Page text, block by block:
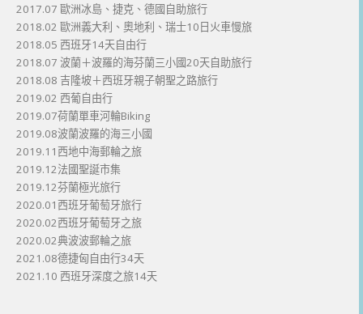
2017.07 歐洲冰島、捷克、德國自助旅行
2018.02 歐洲義大利、奧地利、瑞士10日火車慢旅
2018.05 西班牙14天自由行
2018.07 波蘭＋波羅的海芬蘭三小國20天自助旅行
2018.08 吉隆坡＋西班牙親子朝聖之路旅行
2019.02 西葡自由行
2019.07荷蘭單車河輪Biking
2019.08波蘭波羅的海三小國
2019.11西地中海郵輪之旅
2019.12法國聖誕市集
2019.12芬蘭極光旅行
2020.01西班牙葡萄牙旅行
2020.02西班牙葡萄牙之旅
2020.02典波波郵輪之旅
2021.08德捷匈自由行34天
2021.10 西班牙深度之旅14天